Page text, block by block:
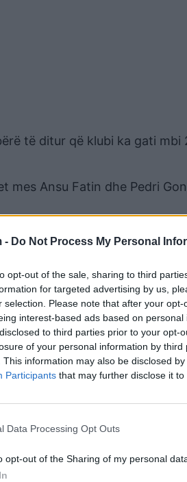
- Do Not Process My Personal
opt-out of the sale, sharing to third
for targeted advertising by us,
selection. Please note that after your
interest-based ads based on
to third parties prior to your opt-
of your personal information by third
This information may also be disclosed
Participants that may further disclose it to
Data Processing Opt Outs
opt-out of the Sharing of my personal
të ditur që klubi ka gati mbi
Ansu Fatin dhe Pedri